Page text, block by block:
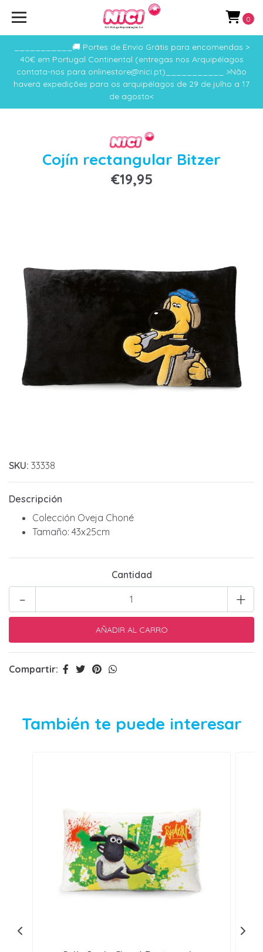
___________🚚 Portes de Envio Grátis para encomendas >
40€ em Portugal Continental (entregas nos Arquipélagos
contata-nos para onlinestore@nici.pt)___________ >Não
haverá expedições para os arquipélagos de 29 de julho a 17
de agosto<
0
Cojín rectangular Bitzer
€19,95
SKU: 33338
Descripción
Colección Oveja Choné
Tamaño: 43x25cm
Cantidad
+
-
Compartir:
También te puede interesar